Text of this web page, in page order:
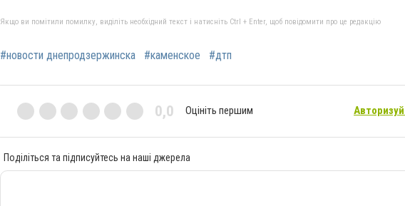
Якщо ви помітили помилку, виділіть необхідний текст і натисніть Ctrl + Enter, щоб повідомити про це редакцію
#новости днепродзержинска #каменское #дтп
0,0 Оцініть першим
Поділіться та підписуйтесь на наші джерела